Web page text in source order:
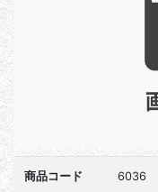
商品コード 6036